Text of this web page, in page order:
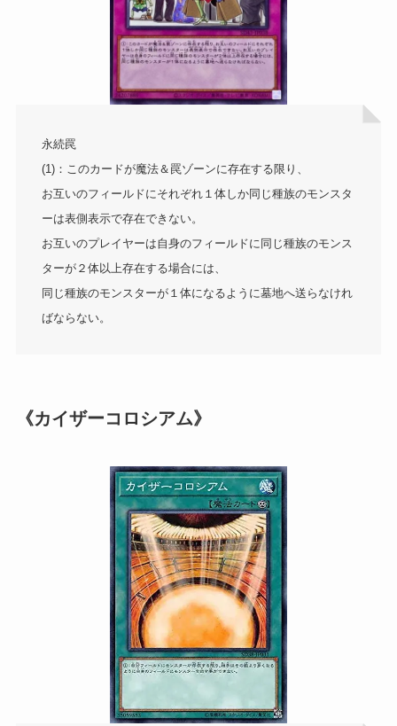
永続罠
(1)：このカードが魔法＆罠ゾーンに存在する限り、
お互いのフィールドにそれぞれ１体しか同じ種族のモンスタ
ーは表側表示で存在できない。
お互いのプレイヤーは自身のフィールドに同じ種族のモンス
ターが２体以上存在する場合には、
同じ種族のモンスターが１体になるように墓地へ送らなけれ
ばならない。
《カイザーコロシアム》